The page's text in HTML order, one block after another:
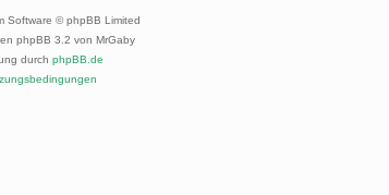
Software © phpBB Limited
phpBB 3.2 von MrGaby
durch phpBB.de